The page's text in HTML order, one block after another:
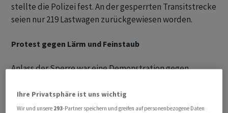
stellte die Polizei fest. An der gesperrten Transitstrecke
seien nur 219 Lastwagen zurückgewiesen worden.
Protest gegen Lärm und Feinstaub
Anlass der Sperre war eine Demonstration gegen
Transitverkehr. Rund 5.000 Menschen protestierten
direkt auf der Autobahn gegen Lärm, Feinstaub und
Ihre Privatsphäre ist uns wichtig
Wir und unsere 293-Partner speichern und greifen auf personenbezogene Daten